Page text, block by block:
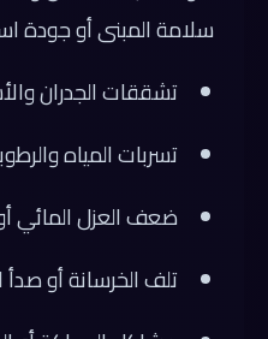
سلامة المبنى أو جودة
تشققات الجدران
تسربات المياه
ضعف العزل المائي
تلف الخرسانة أو صدأ